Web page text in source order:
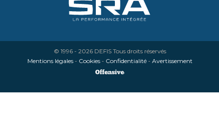
© 1996 - 2026 DEFIS Tous droits réservés
Mentions légales- Cookies- Confidentialité- Avertissement